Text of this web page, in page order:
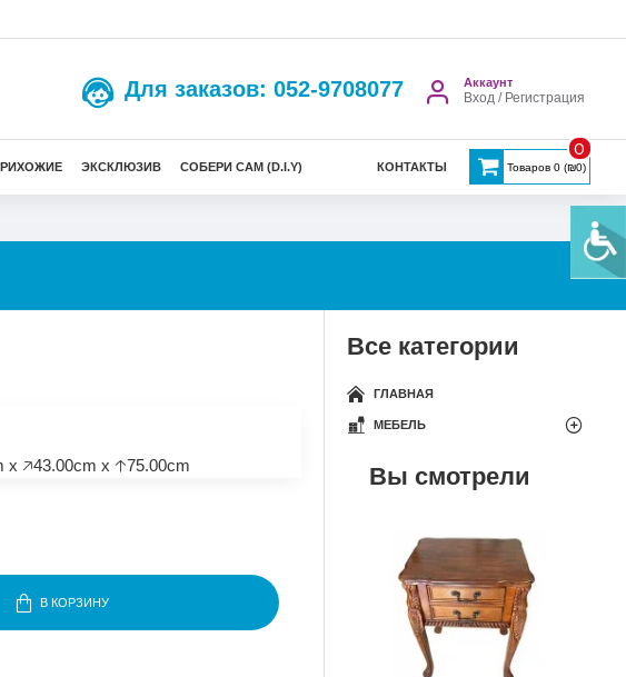
Для заказов: 052-9708077 Аккаунт
Вход / Регистрация
ЭКСКЛЮЗИВ СОБЕРИ САМ (D.I.Y) КОНТАКТЫ Товаров 0 (₪0)
0
x 🡥43.00cm x 🡡75.00cm
В КОРЗИНУ
Все категории
ГЛАВНАЯ
МЕБЕЛЬ
Вы смотрели